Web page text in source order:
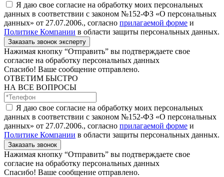
Я даю свое согласие на обработку моих персональных
данных в соответствии с законом №152-ФЗ «О персональных
данных» от 27.07.2006., согласно прилагаемой форме и
Политике Компании в области защиты персональных данных.
Заказать звонок эксперту
Нажимая кнопку “Отправить” вы подтверждаете свое
согласие на обработку персональных данных
Спасибо! Ваше сообщение отправлено.
ОТВЕТИМ БЫСТРО
НА ВСЕ ВОПРОСЫ
Я даю свое согласие на обработку моих персональных
данных в соответствии с законом №152-ФЗ «О персональных
данных» от 27.07.2006., согласно прилагаемой форме и
Политике Компании в области защиты персональных данных.
Заказать звонок
Нажимая кнопку “Отправить” вы подтверждаете свое
согласие на обработку персональных данных
Спасибо! Ваше сообщение отправлено.